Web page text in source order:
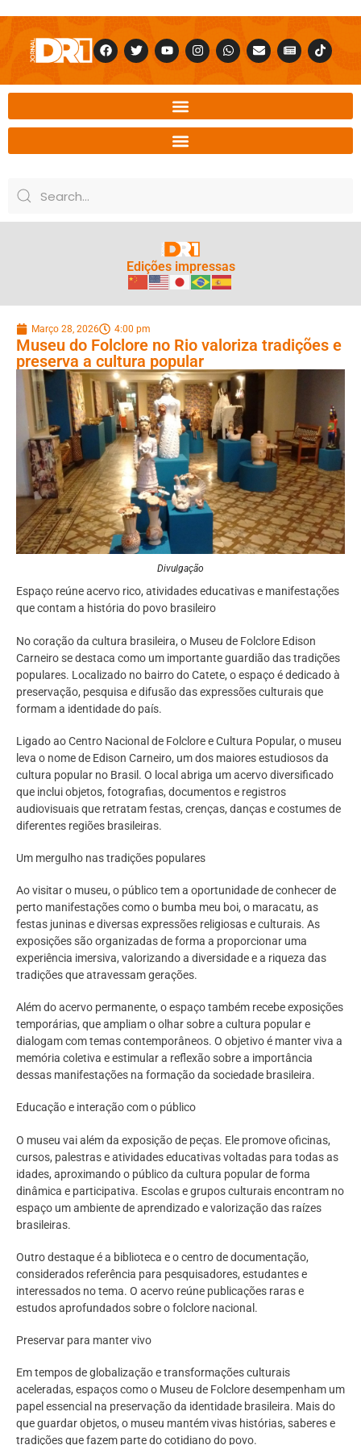
Edições impressas
Março 28, 2026 4:00 pm
Museu do Folclore no Rio valoriza tradições e
preserva a cultura popular
Divulgação
Espaço reúne acervo rico, atividades educativas e manifestações
que contam a história do povo brasileiro
No coração da cultura brasileira, o Museu de Folclore Edison
Carneiro se destaca como um importante guardião das tradições
populares. Localizado no bairro do Catete, o espaço é dedicado à
preservação, pesquisa e difusão das expressões culturais que
formam a identidade do país.
Ligado ao Centro Nacional de Folclore e Cultura Popular, o museu
leva o nome de Edison Carneiro, um dos maiores estudiosos da
cultura popular no Brasil. O local abriga um acervo diversificado
que inclui objetos, fotografias, documentos e registros
audiovisuais que retratam festas, crenças, danças e costumes de
diferentes regiões brasileiras.
Um mergulho nas tradições populares
Ao visitar o museu, o público tem a oportunidade de conhecer de
perto manifestações como o bumba meu boi, o maracatu, as
festas juninas e diversas expressões religiosas e culturais. As
exposições são organizadas de forma a proporcionar uma
experiência imersiva, valorizando a diversidade e a riqueza das
tradições que atravessam gerações.
Além do acervo permanente, o espaço também recebe exposições
temporárias, que ampliam o olhar sobre a cultura popular e
dialogam com temas contemporâneos. O objetivo é manter viva a
memória coletiva e estimular a reflexão sobre a importância
dessas manifestações na formação da sociedade brasileira.
Educação e interação com o público
O museu vai além da exposição de peças. Ele promove oficinas,
cursos, palestras e atividades educativas voltadas para todas as
idades, aproximando o público da cultura popular de forma
dinâmica e participativa. Escolas e grupos culturais encontram no
espaço um ambiente de aprendizado e valorização das raízes
brasileiras.
Outro destaque é a biblioteca e o centro de documentação,
considerados referência para pesquisadores, estudantes e
interessados no tema. O acervo reúne publicações raras e
estudos aprofundados sobre o folclore nacional.
Preservar para manter vivo
Em tempos de globalização e transformações culturais
aceleradas, espaços como o Museu de Folclore desempenham um
papel essencial na preservação da identidade brasileira. Mais do
que guardar objetos, o museu mantém vivas histórias, saberes e
tradições que fazem parte do cotidiano do povo.